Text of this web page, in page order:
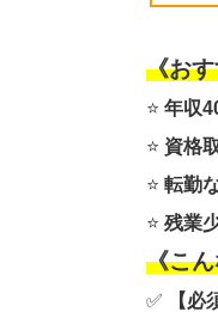
《お
⭐️ 年収
⭐️ 資格
⭐️ 転勤
⭐️ 残業
《こ
✅ 【必